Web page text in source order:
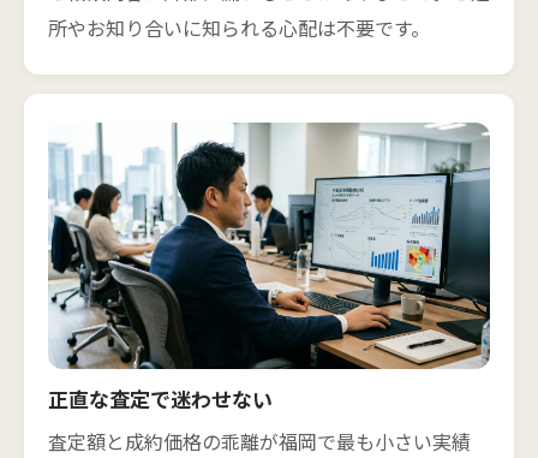
所やお知り合いに知られる心配は不要です。
正直な査定で迷わせない
査定額と成約価格の乖離が福岡で最も小さい実績